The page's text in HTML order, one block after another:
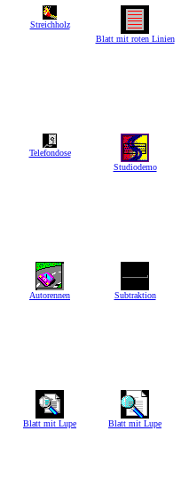
Streichholz
Blatt mit roten Linien
Telefondose
Studiodemo
Autorennen Subtraktion
Blatt mit Lupe Blatt mit Lupe